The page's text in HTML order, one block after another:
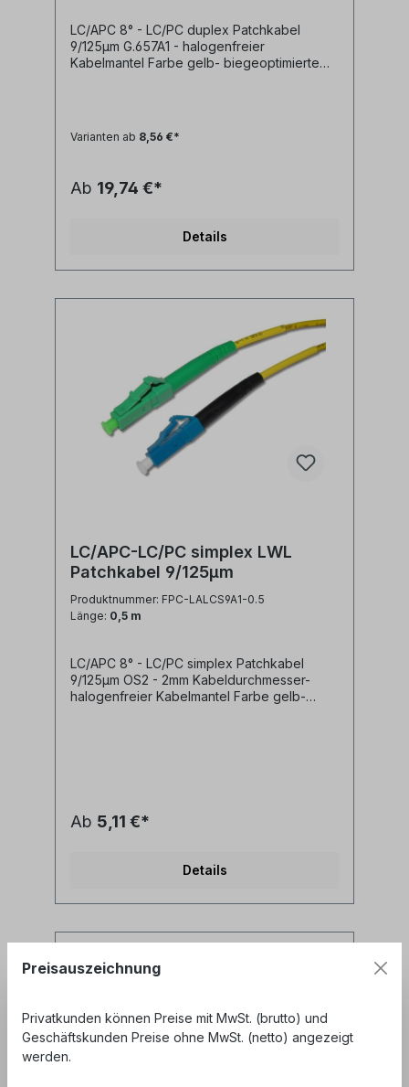
LC/APC 8° - LC/PC duplex Patchkabel
9/125µm G.657A1 - halogenfreier
Kabelmantel Farbe gelb- biegeoptimierte
(rot/schwarz) Technische Daten: Kabeltyp:
Glasfaser LWL duplex Patchkabel I-
(halogenfrei)LWL Faser: singlemode
9/125µm OS2 G.657A1
siehe Längenauswahlfeld oder Sonderlänge
auf AnfrageLWL-Stecker A: LC/APC
Ports Synonyme: fiber optic patchcord,
Glasfaser Anschlusskabel, LWL Patch Kabel,
Lichtwellenleiter Patchkabel, LC/APC jumper
Varianten ab 8,56 €*
Ab 19,74 €*
Details
LC/APC-LC/PC simplex LWL
Patchkabel 9/125µm
Produktnummer: FPC-LALCS9A1-0.5
Länge: 0,5 m
LC/APC 8° - LC/PC simplex Patchkabel
9/125µm OS2 - 2mm Kabeldurchmesser-
halogenfreier Kabelmantel Farbe gelb-
biegeoptimiertLänge: individuell
siehe Längenauswahlfeld oder Sonderlänge
simplexLWL-Stecker B: LC/PC
simplexAnwendung: LWL
Anschlusskabel, SFP Kabel, LWL Patch
Kabel, Lichtwellenleiter Patchkabel, LC
jumper
Ab 5,11 €*
Details
Preisauszeichnung
Privatkunden können Preise mit MwSt. (brutto) und
Geschäftskunden Preise ohne MwSt. (netto) angezeigt
werden.